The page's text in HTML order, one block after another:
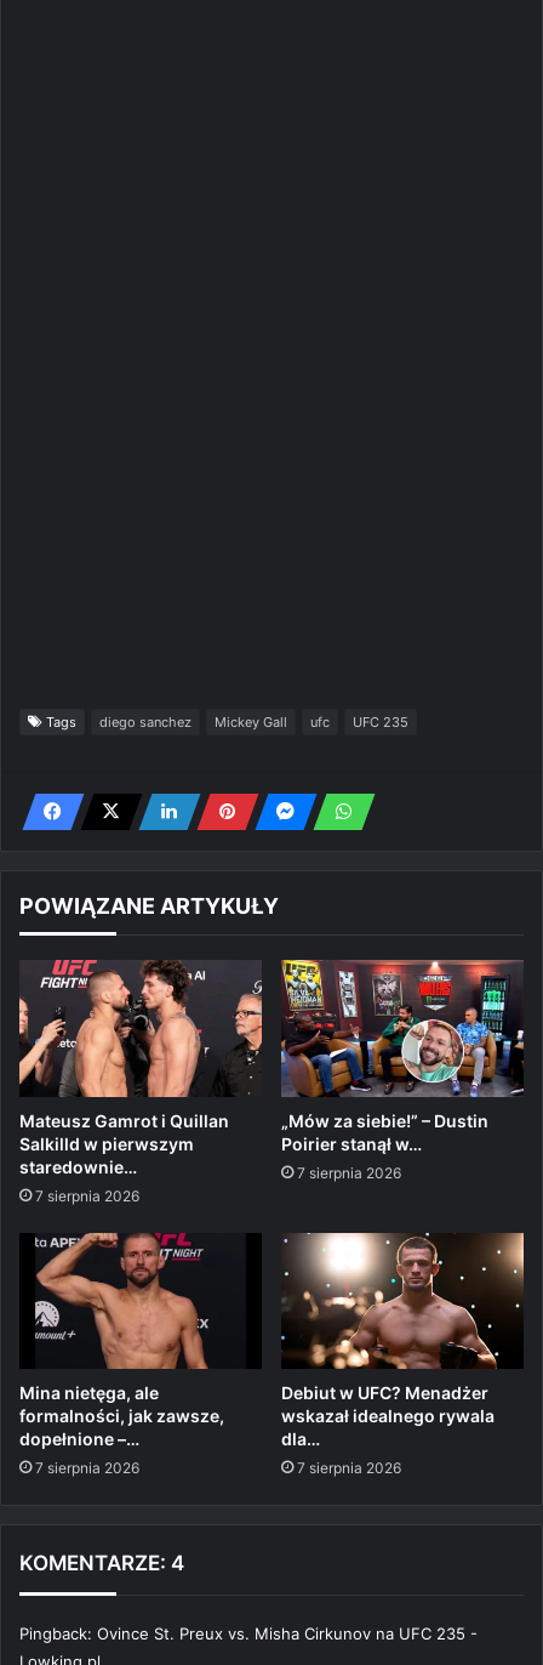
Tags diego sanchez Mickey Gall ufc UFC 235
POWIĄZANE ARTYKUŁY
Mateusz Gamrot i Quillan
Salkilld w pierwszym
staredownie…
7 sierpnia 2026
„Mów za siebie!” – Dustin
Poirier stanął w…
7 sierpnia 2026
Mina nietęga, ale
formalności, jak zawsze,
dopełnione –…
7 sierpnia 2026
Debiut w UFC? Menadżer
wskazał idealnego rywala
dla…
7 sierpnia 2026
KOMENTARZE: 4
Pingback: Ovince St. Preux vs. Misha Cirkunov na UFC 235 -